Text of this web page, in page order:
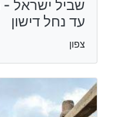
עד נחל דישון
צפון